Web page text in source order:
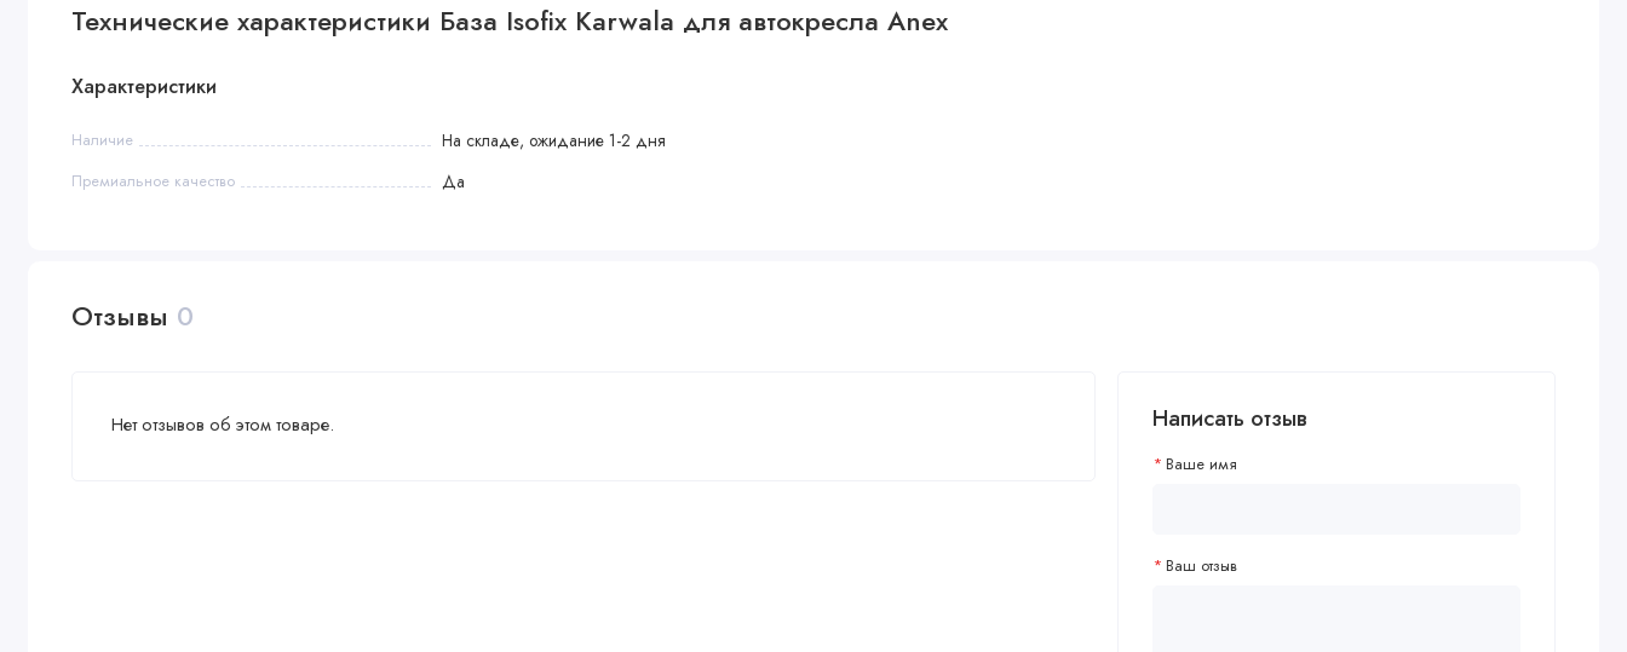
Технические характеристики База Isofix Karwala для автокресла Anex
Характеристики
Наличие На складе, ожидание 1-2 дня
Премиальное качество Да
Отзывы 0
Нет отзывов об этом товаре. Написать отзыв
Ваше имя
Ваш отзыв